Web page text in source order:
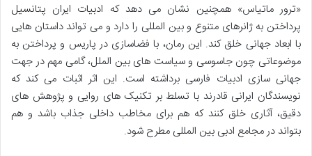
«ترور ماتیاس» همچنین نشان می دهد که ادبیات ایران پتانسیل
پرداختن به ژانرهای متنوع و بین المللی را دارد و می تواند داستان هایی
با ابعاد جهانی خلق کند. این رمان، با فضاسازی در پاریس و پرداختن به
موضوعاتی چون جاسوسی و سیاست های بین الملل، گامی مهم در جهت
جهانی سازی ادبیات فارسی برداشته است. این اثر اثبات می کند که
نویسندگان ایرانی قادرند با تسلط بر تکنیک های روایی و پژوهش های
دقیق، آثاری خلق کنند که هم برای مخاطب داخلی جذاب باشد و هم
بتواند در مجامع ادبی بین المللی مطرح شود.